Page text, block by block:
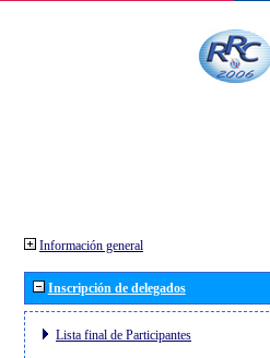
Información general
Inscripción de delegados
Lista final de Participantes